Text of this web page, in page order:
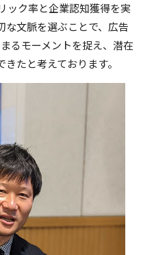
ック率と企業認知獲得を実
な文脈を選ぶことで、広告
るモーメントを捉え、潜在
たと考えております。